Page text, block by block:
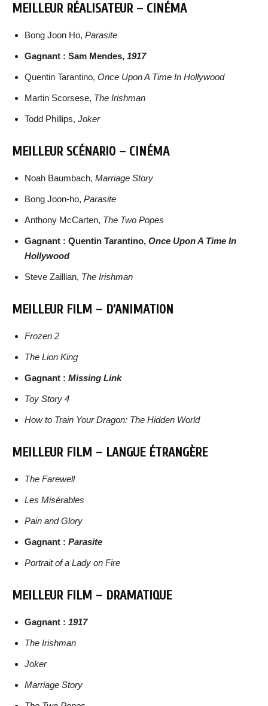
MEILLEUR RÉALISATEUR – CINÉMA
Bong Joon Ho, Parasite
Gagnant : Sam Mendes, 1917
Quentin Tarantino, Once Upon A Time In Hollywood
Martin Scorsese, The Irishman
Todd Phillips, Joker
MEILLEUR SCÉNARIO – CINÉMA
Noah Baumbach, Marriage Story
Bong Joon-ho, Parasite
Anthony McCarten, The Two Popes
Gagnant : Quentin Tarantino, Once Upon A Time In
Hollywood
Steve Zaillian, The Irishman
MEILLEUR FILM – D’ANIMATION
Frozen 2
The Lion King
Gagnant : Missing Link
Toy Story 4
How to Train Your Dragon: The Hidden World
MEILLEUR FILM – LANGUE ÉTRANGÈRE
The Farewell
Les Misérables
Pain and Glory
Gagnant : Parasite
Portrait of a Lady on Fire
MEILLEUR FILM – DRAMATIQUE
Gagnant : 1917
The Irishman
Joker
Marriage Story